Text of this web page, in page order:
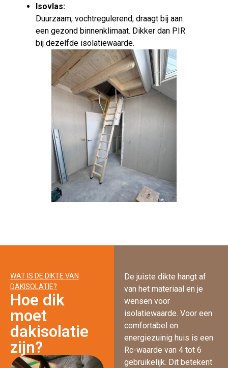
Isovlas:
Duurzaam, vochtregulerend, draagt bij aan
een gezond binnenklimaat. Dikker dan PIR
bij dezelfde isolatiewaarde.
WAT IS DE DIKTE VAN
DAKISOLATIE?
Hoe dik
moet
dakisolatie
zijn?
De juiste dikte hangt af
van het materiaal en je
wensen voor
isolatiewaarde. Voor een
comfortabel en
energiezuinig huis is een
Rc-waarde van 4 tot 6
gebruikelijk. Dit betekent